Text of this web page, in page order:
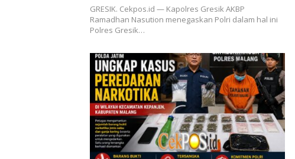
GRESIK. Cekpos.id — Kapolres Gresik AKBP
Ramadhan Nasution menegaskan Polri dalam hal ini
Polres Gresik…